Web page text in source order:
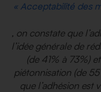
« Acceptabilité des
, on constate que
l’idée générale de
(de 41% à 73%)
piétonnisation (de
que l’adhésion est